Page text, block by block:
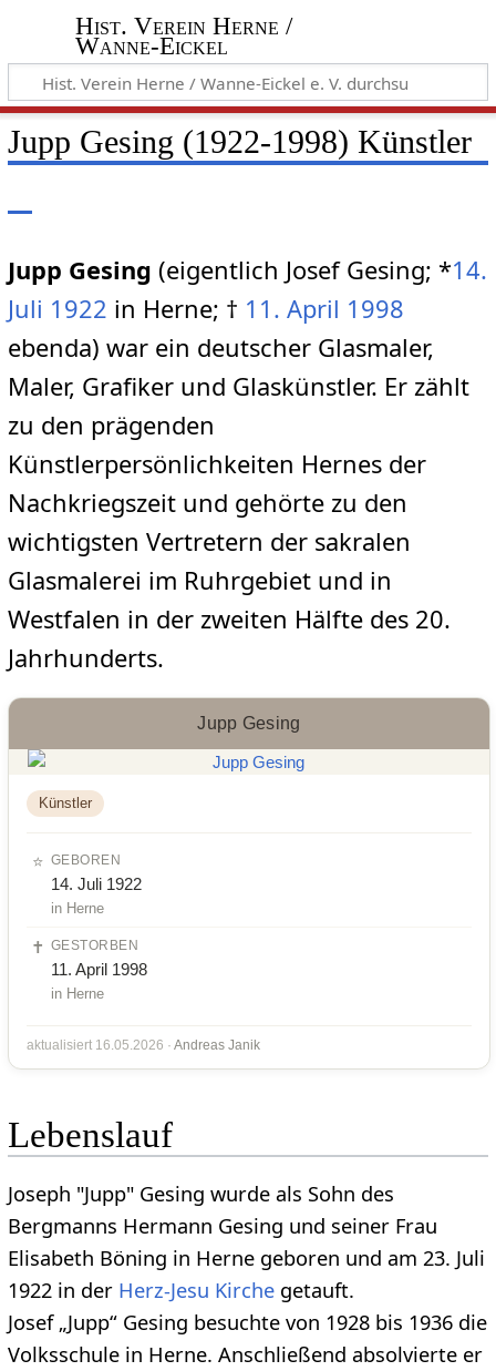
Hist. Verein Herne /
Wanne-Eickel
Jupp Gesing (1922-1998) Künstler
Jupp Gesing (eigentlich Josef Gesing; *14.
Juli 1922 in Herne; † 11. April 1998
ebenda) war ein deutscher Glasmaler,
Maler, Grafiker und Glaskünstler. Er zählt
zu den prägenden
Künstlerpersönlichkeiten Hernes der
Nachkriegszeit und gehörte zu den
wichtigsten Vertretern der sakralen
Glasmalerei im Ruhrgebiet und in
Westfalen in der zweiten Hälfte des 20.
Jahrhunderts.
Jupp Gesing
Künstler
⭐ GEBOREN
14. Juli 1922
in Herne
✝️ GESTORBEN
11. April 1998
in Herne
aktualisiert 16.05.2026 · Andreas Janik
Lebenslauf
Joseph "Jupp" Gesing wurde als Sohn des
Bergmanns Hermann Gesing und seiner Frau
Elisabeth Böning in Herne geboren und am 23. Juli
1922 in der Herz-Jesu Kirchegetauft.
Josef „Jupp“ Gesing besuchte von 1928 bis 1936 die
Volksschule in Herne. Anschließend absolvierte er